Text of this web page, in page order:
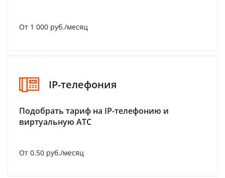
От 1 000 руб./месяц
IP-телефония
Подобрать тариф на IP-телефонию и
виртуальную АТС
От 0.50 руб./месяц